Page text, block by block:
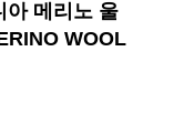
아 메리노 울
WOOL